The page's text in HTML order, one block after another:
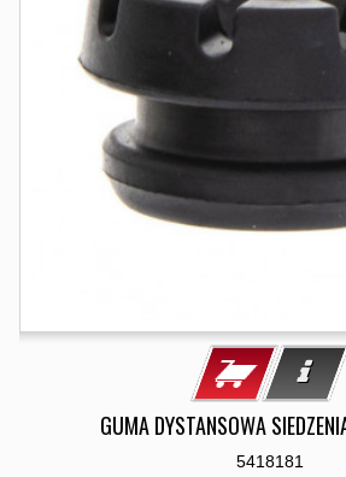
GUMA DYSTANSOWA
5418181